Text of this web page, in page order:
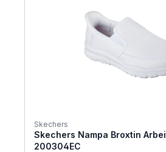
Skechers
Skechers Nampa Broxtin
200304EC